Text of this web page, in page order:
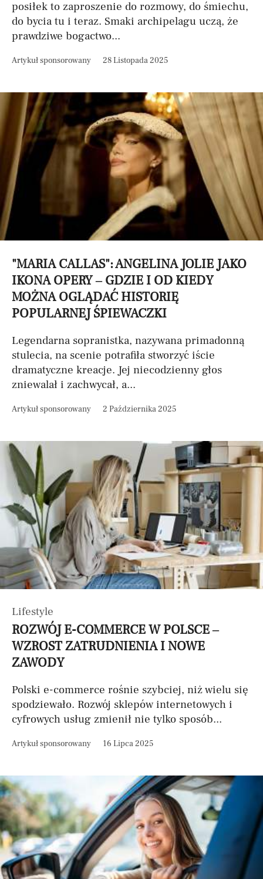
posiłek to zaproszenie do rozmowy, do śmiechu,
do bycia tu i teraz. Smaki archipelagu uczą, że
prawdziwe bogactwo...
Artykuł sponsorowany 28 Listopada 2025
"MARIA CALLAS": ANGELINA JOLIE JAKO
IKONA OPERY – GDZIE I OD KIEDY
MOŻNA OGLĄDAĆ HISTORIĘ
POPULARNEJ ŚPIEWACZKI
Legendarna sopranistka, nazywana primadonną
stulecia, na scenie potrafiła stworzyć iście
dramatyczne kreacje. Jej niecodzienny głos
zniewalał i zachwycał, a...
Artykuł sponsorowany 2 Października 2025
Lifestyle
ROZWÓJ E-COMMERCE W POLSCE –
WZROST ZATRUDNIENIA I NOWE
ZAWODY
Polski e-commerce rośnie szybciej, niż wielu się
spodziewało. Rozwój sklepów internetowych i
cyfrowych usług zmienił nie tylko sposób...
Artykuł sponsorowany 16 Lipca 2025